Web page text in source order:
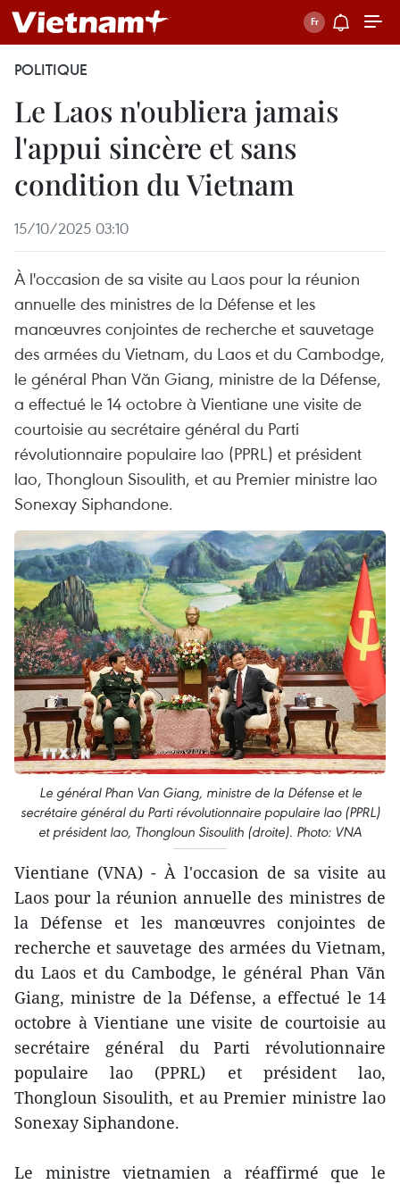
POLITIQUE
Le Laos n'oubliera jamais
l'appui sincère et sans
condition du Vietnam
15/10/2025 03:10
À l'occasion de sa visite au Laos pour la réunion
annuelle des ministres de la Défense et les
manœuvres conjointes de recherche et sauvetage
des armées du Vietnam, du Laos et du Cambodge,
le général Phan Văn Giang, ministre de la Défense,
a effectué le 14 octobre à Vientiane une visite de
courtoisie au secrétaire général du Parti
révolutionnaire populaire lao (PPRL) et président
lao, Thongloun Sisoulith, et au Premier ministre lao
Sonexay Siphandone.
Le général Phan Van Giang, ministre de la Défense et le
secrétaire général du Parti révolutionnaire populaire lao (PPRL)
et président lao, Thongloun Sisoulith (droite). Photo: VNA
Vientiane (VNA) - À l'occasion de sa visite au
Laos pour la réunion annuelle des ministres de
la Défense et les manœuvres conjointes de
recherche et sauvetage des armées du Vietnam,
du Laos et du Cambodge, le général Phan Văn
Giang, ministre de la Défense, a effectué le 14
octobre à Vientiane une visite de courtoisie au
secrétaire général du Parti révolutionnaire
populaire lao (PPRL) et président lao,
Thongloun Sisoulith, et au Premier ministre lao
Sonexay Siphandone.
Le ministre vietnamien a réaffirmé que le